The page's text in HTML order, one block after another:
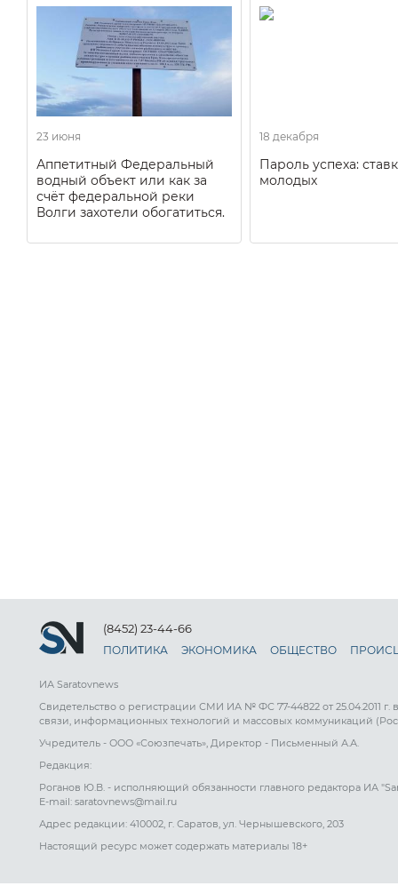
23 июня
Аппетитный Федеральный
водный объект или как за
счёт федеральной реки
Волги захотели обогатиться.
18 декабря
Пароль успеха:
молодых
(8452) 23-44-66
ПОЛИТИКА ЭКОНОМИКА ОБЩЕСТВО
ИА Saratovnews
Свидетельство о регистрации СМИ ИА № ФС 77-44822 от 25.04.2011
связи, информационных технологий и массовых коммуникаций
Учредитель - ООО «Союзпечать», Директор - Письменный А.А.
Редакция:
Роганов Ю.В. - исполняющий обязанности главного редактора ИА
E-mail: saratovnews@mail.ru
Адрес редакции: 410002, г. Саратов, ул. Чернышевского, 203
Настоящий ресурс может содержать материалы 18+